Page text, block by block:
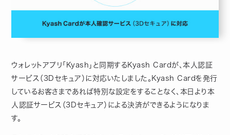
ウォレットアプリ「Kyash」と同期するKyash Cardが、本人認証
サービス（3Dセキュア）に対応いたしました。Kyash Cardを発行
しているお客さまであれば特別な設定をすることなく、本日より本
人認証サービス（3Dセキュア）による決済ができるようになりま
す。